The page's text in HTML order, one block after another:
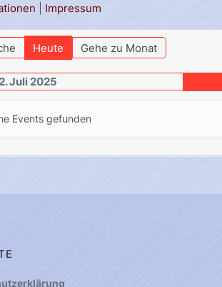
Heute Gehe zu Monat
Juli 2025
Events gefunden
Impressum